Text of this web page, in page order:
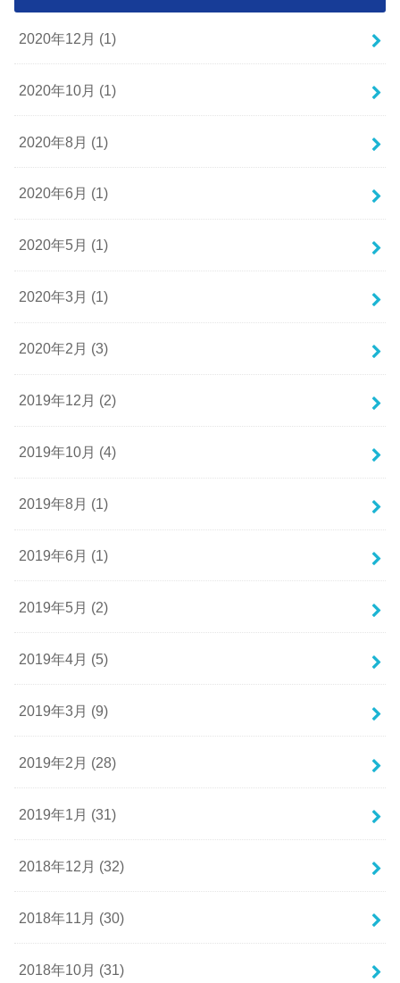
2020年12月 (1)
2020年10月 (1)
2020年8月 (1)
2020年6月 (1)
2020年5月 (1)
2020年3月 (1)
2020年2月 (3)
2019年12月 (2)
2019年10月 (4)
2019年8月 (1)
2019年6月 (1)
2019年5月 (2)
2019年4月 (5)
2019年3月 (9)
2019年2月 (28)
2019年1月 (31)
2018年12月 (32)
2018年11月 (30)
2018年10月 (31)